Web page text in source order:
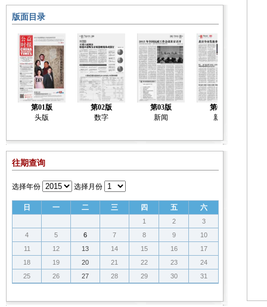
版面目录
第01版
头版
第02版
数字
第03版
新闻
第04版
新闻
往期查询
选择年份 选择月份
日 一 二 三 四 五 六
1 2
3
4
5 6 7 8 9
10
11
12 13 14 15 16
17
18
19 20 21 22 23
24
25
26 27 28 29 30 31